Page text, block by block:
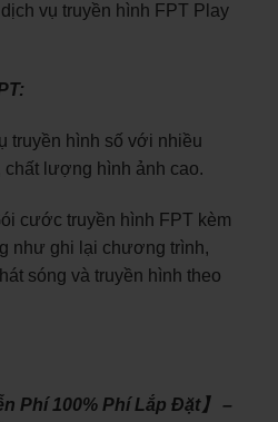
vụ truyền hình FPT Play
truyền hình số với nhiều
chất lượng hình ảnh cao.
cước truyền hình FPT kèm
như ghi lại chương trình,
sóng và truyền hình theo
Phí 100% Phí Lắp Đặt】 –